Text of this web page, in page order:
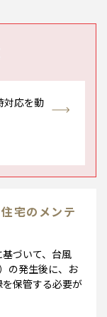
対応を動
宅のメンテ
づいて、台風
の発生後に、お
保管する必要が